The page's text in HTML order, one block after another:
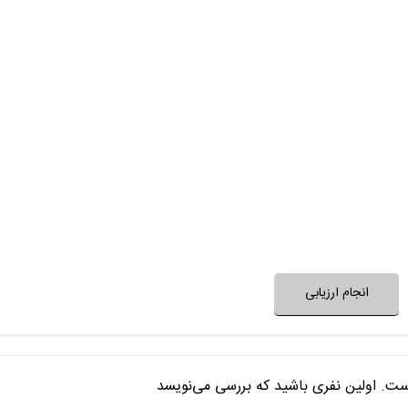
انجام ارزیابی
اولین نفری باشید که بررسی می‌نویسد